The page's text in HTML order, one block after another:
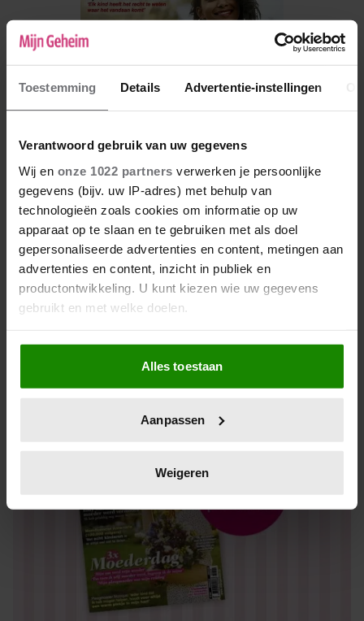
Toestemming Details Advertentie-instellingen
Verantwoord gebruik van uw gegevens
Wij en onze 1022 partners verwerken je persoonlijke
gegevens (bijv. uw IP-adres) met behulp van
technologieën zoals cookies om informatie op uw
apparaat op te slaan en te gebruiken met als doel
gepersonaliseerde advertenties en content, metingen aan
advertenties en content, inzicht in publiek en
productontwikkeling. U kunt kiezen wie uw gegevens
gebruikt en met welke doelen.
Als u het toestaat, willen we ook graag:
Informatie verzamelen over uw geografische locatie,
die tot een paar meter nauwkeurig kan zijn
op specifieke eigenschappen (fingerprinting)
verwerkt en stel uw voorkeuren in het
intrekken in de Cookieverklaring.
We gebruiken cookies om content en advertenties te
personaliseren, om functies voor social media te bieden
en om ons websiteverkeer te analyseren. Ook delen we
informatie over uw gebruik van onze site met onze
Alles toestaan
Aanpassen
Weigeren
De nieuwe Mijn Geheim ligt nu in de winkel
Abonneren
Digitaal lezen
Los kopen